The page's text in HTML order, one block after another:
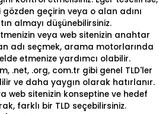
geçirin veya o alan adını
almayı düşünebilirsiniz.
veya web sitenizin anahtar
adı seçmek, arama motorlarında
etmenize yardımcı olabilir.
.net, .org, com.tr gibi genel TLD'ler
ve daha yaygın olarak hatırlanır.
web sitenizin konseptine ve hedef
farklı bir TLD seçebilirsiniz.